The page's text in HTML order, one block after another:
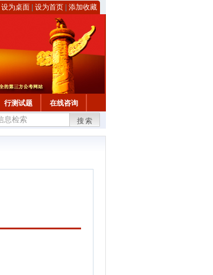
设为桌面 设为首页 添加收藏
行测试题 在线咨询
搜索